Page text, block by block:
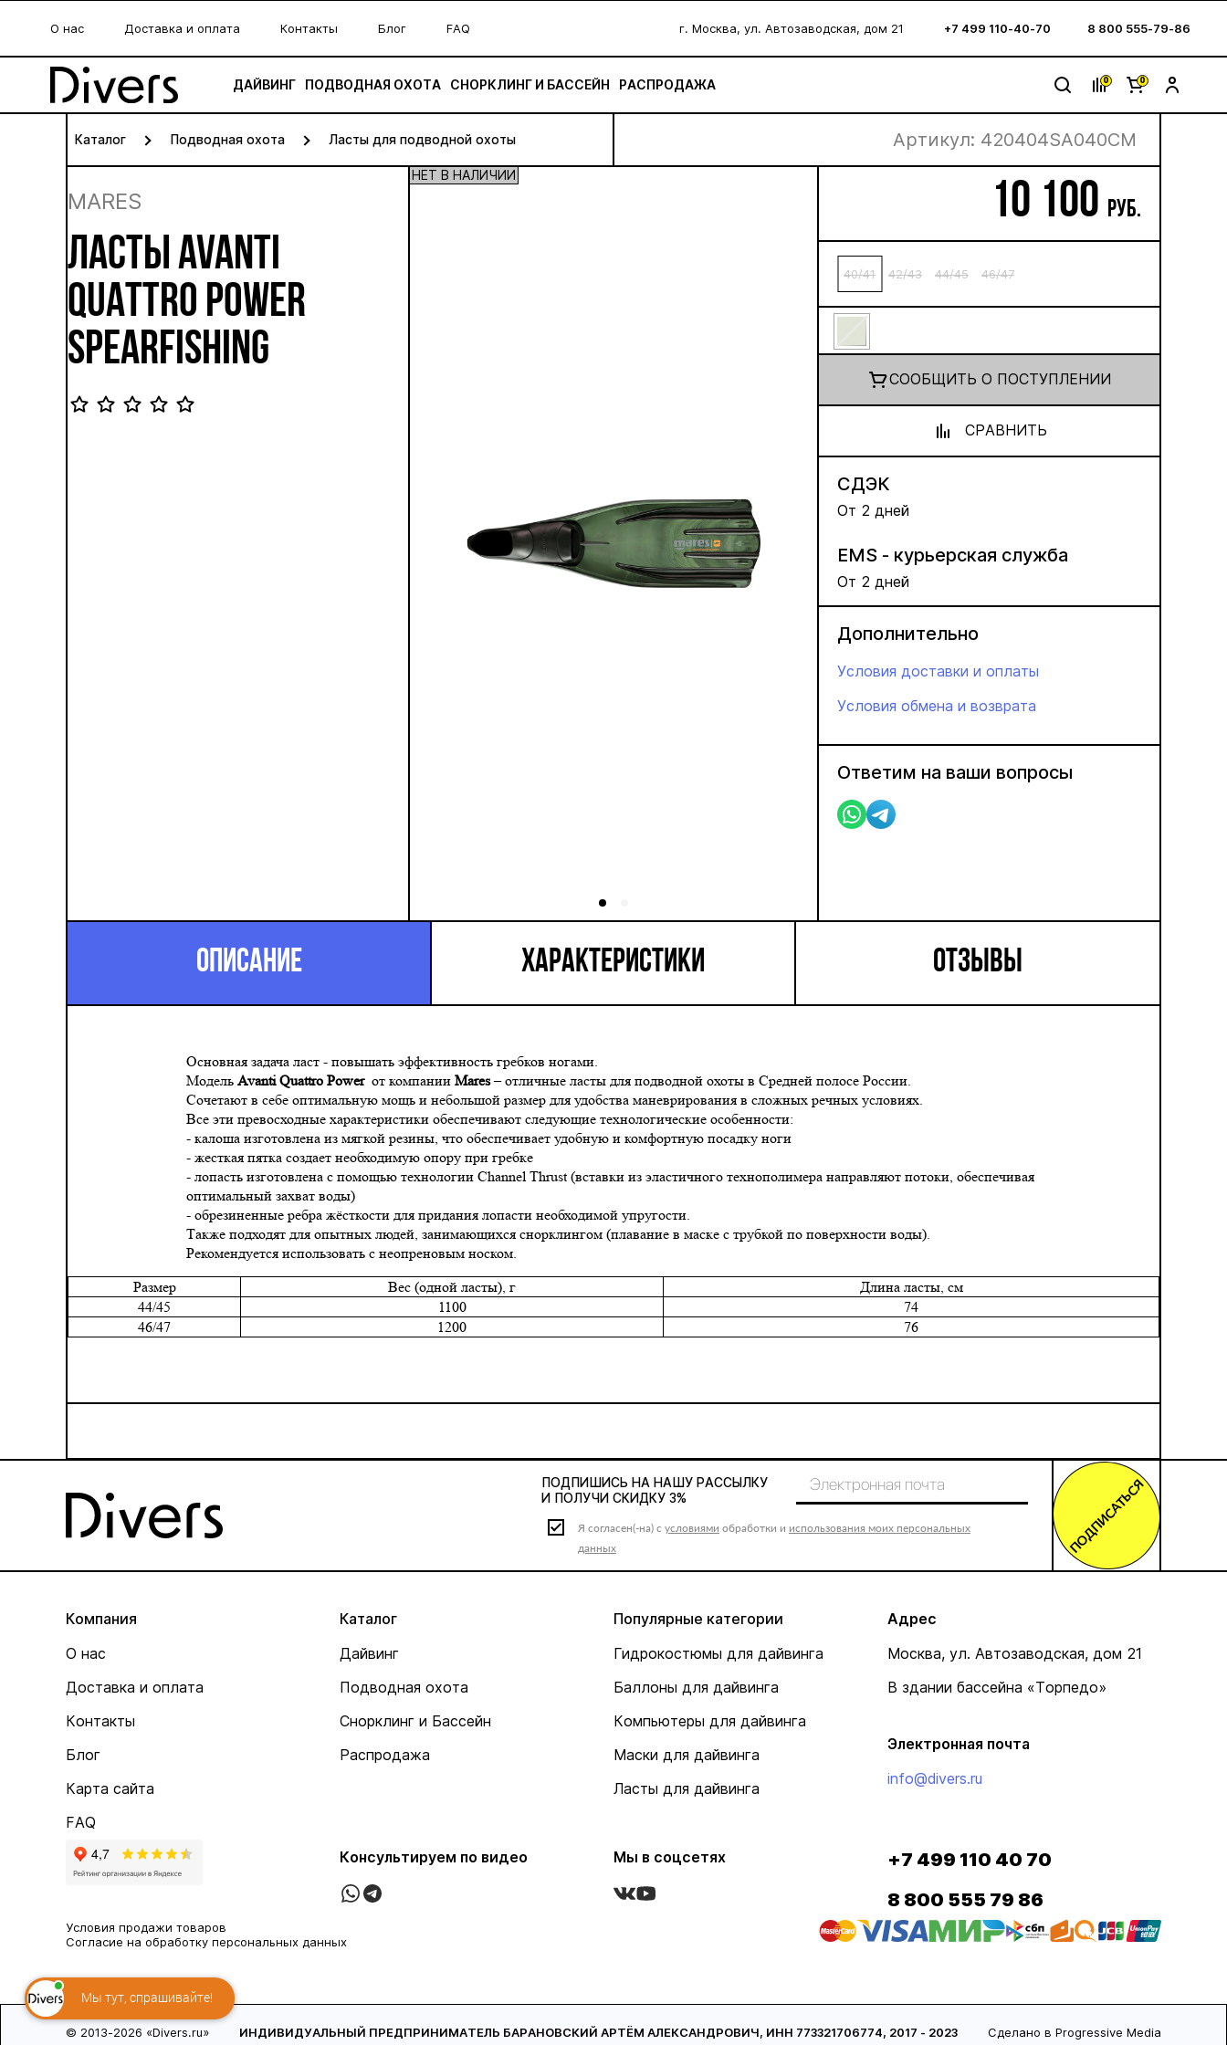
О нас Доставка и оплата Контакты Блог FAQ г. Москва, ул. Автозаводская, дом 21 +7 499 110-40-70 8 800 555-79-86
ДАЙВИНГ ПОДВОДНАЯ ОХОТА СНОРКЛИНГ И БАССЕЙН РАСПРОДАЖА 0 0
Каталог Подводная охота Ласты для подводной охоты Артикул: 420404SA040CM
MARES
ЛАСТЫ AVANTI
QUATTRO POWER
SPEARFISHING
НЕТ В НАЛИЧИИ
10 100 руб.
40/41 42/43 44/45 46/47
CООБЩИТЬ О ПОСТУПЛЕНИИ
СРАВНИТЬ
СДЭК
От 2 дней
EMS - курьерская служба
От 2 дней
Дополнительно
Условия доставки и оплаты
Условия обмена и возврата
Ответим на ваши вопросы
ОПИСАНИЕ ХАРАКТЕРИСТИКИ ОТЗЫВЫ
Основная задача ласт - повышать эффективность гребков ногами.
Модель Avanti Quattro Power от компании Mares– отличные ласты для подводной охоты в Средней полосе России.
Сочетают в себе оптимальную мощь и небольшой размер для удобства маневрирования в сложных речных условиях.
Все эти превосходные характеристики обеспечивают следующие технологические особенности:
- калоша изготовлена из мягкой резины, что обеспечивает удобную и комфортную посадку ноги
- жесткая пятка создает необходимую опору при гребке
- лопасть изготовлена с помощью технологии ChannelThrust (вставки из эластичного технополимера направляют потоки, обеспечивая
оптимальный захват воды)
- обрезиненные ребра жёсткости для придания лопасти необходимой упругости.
Также подходят для опытных людей, занимающихся снорклингом (плавание в маске с трубкой по поверхности воды).
Рекомендуется использовать с неопреновым носком.
Размер
Вес (одной ласты), г
Длина ласты, см
44/45
1100
74
46/47
1200 76
ПОДПИШИСЬ НА НАШУ РАССЫЛКУ
И ПОЛУЧИ СКИДКУ 3%
Я согласен(-на) с условиями обработки и использования моих персональных
данных
ПОДПИСАТЬСЯ
Компания
О нас
Доставка и оплата
Контакты
Блог
Карта сайта
FAQ
Каталог
Дайвинг
Подводная охота
Снорклинг и Бассейн
Распродажа
Популярные категории
Гидрокостюмы для дайвинга
Баллоны для дайвинга
Компьютеры для дайвинга
Маски для дайвинга
Ласты для дайвинга
Адрес
Москва, ул. Автозаводская, дом 21
В здании бассейна «Торпедо»
Электронная почта
info@divers.ru
Консультируем по видео Мы в соцсетях
+7 499 110 40 70
8 800 555 79 86
Условия продажи товаров
Согласие на обработку персональных данных
© 2013-2026 «Divers.ru» ИНДИВИДУАЛЬНЫЙ ПРЕДПРИНИМАТЕЛЬ БАРАНОВСКИЙ АРТЁМ АЛЕКСАНДРОВИЧ, ИНН 773321706774, 2017 - 2023 Сделано в Progressive Media
Мы тут, спрашивайте!